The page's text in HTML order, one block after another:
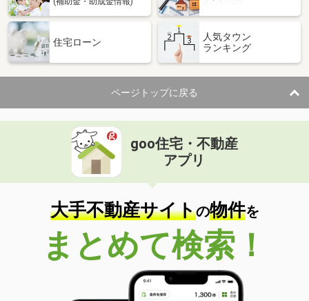
住宅ローン
人気タウン
ランキング
ページトップに戻る
goo住宅・不動産
アプリ
大手不動産サイトの物件を
まとめて検索！